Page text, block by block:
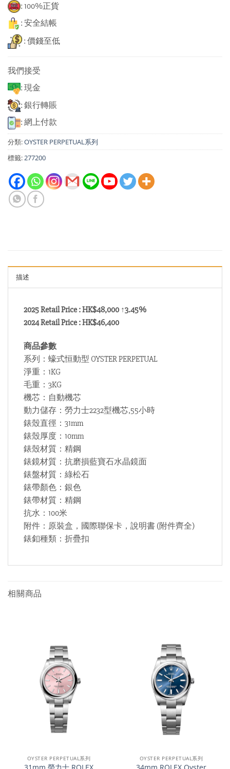
: 100%正貨
: 安全結帳
: 價錢至低
我們接受
: 現金
: 銀行轉賬
: 網上付款
分類:OYSTER PERPETUAL系列
標籤:277200
描述
2025 Retail Price : HK$48,000 ↑3.45%
2024 Retail Price : HK$46,400
商品參數
系列：蠔式恒動型 OYSTER PERPETUAL
淨重：1KG
毛重：3KG
機芯：自動機芯
動力儲存：勞力士2232型機芯,55小時
錶殼直徑：31mm
錶殼厚度：10mm
錶殼材質：精鋼
錶鏡材質：抗磨損藍寶石水晶鏡面
錶盤材質：綠松石
錶帶顏色：銀色
錶帶材質：精鋼
抗水：100米
附件：原裝盒，國際聯保卡，說明書 (附件齊全)
錶釦種類：折疊扣
相關商品
OYSTER PERPETUAL系列 OYSTER PERPETUAL系列